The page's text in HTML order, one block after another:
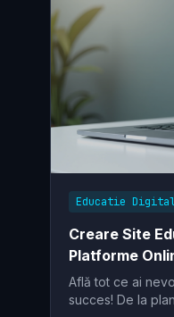
Educatie
Creare Site
Platforme
Află tot ce ai
succes! De la